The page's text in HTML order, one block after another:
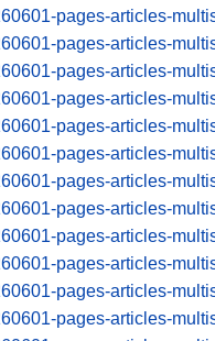
pages-articles-
pages-articles-
pages-articles-
pages-articles-
pages-articles-
pages-articles-
pages-articles-
pages-articles-
pages-articles-
pages-articles-
pages-articles-
pages-articles-